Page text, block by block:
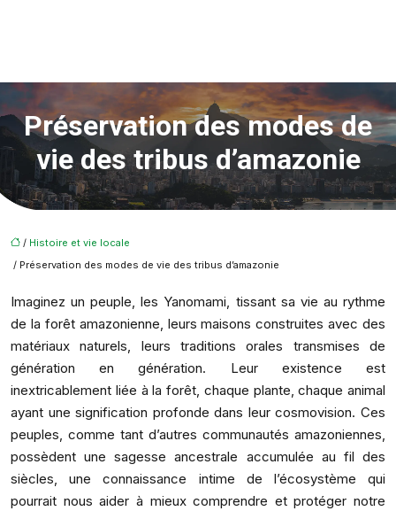
Préservation des modes de
vie des tribus d’amazonie
/ Histoire et vie locale
/ Préservation des modes de vie des tribus d’amazonie
Imaginez un peuple, les Yanomami, tissant sa vie au rythme
de la forêt amazonienne, leurs maisons construites avec des
matériaux naturels, leurs traditions orales transmises de
génération en génération. Leur existence est
inextricablement liée à la forêt, chaque plante, chaque animal
ayant une signification profonde dans leur cosmovision. Ces
peuples, comme tant d’autres communautés amazoniennes,
possèdent une sagesse ancestrale accumulée au fil des
siècles, une connaissance intime de l’écosystème qui
pourrait nous aider à mieux comprendre et protéger notre